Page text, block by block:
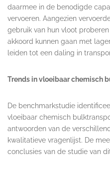
daarmee in de benodigde
vervoeren. Aangezien
gebruik van hun vloot
akkoord kunnen gaan met
leiden tot een daling in
Trends in vloeibaar chemisch
De benchmarkstudie
vloeibaar chemisch
antwoorden van de
kwalitatieve vragenlijst. De
conclusies van de studie van